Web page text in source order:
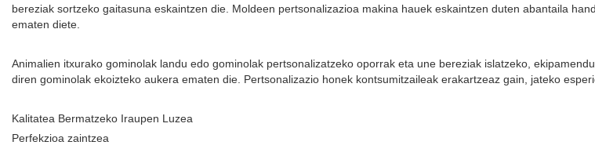
bereziak sortzeko gaitasuna eskaintzen die. Moldeen pertsonalizazioa makina hauek eskaintzen duten abantaila
ematen diete.
Animalien itxurako gominolak landu edo gominolak pertsonalizatzeko oporrak eta une bereziak islatzeko,
diren gominolak ekoizteko aukera ematen die. Pertsonalizazio honek kontsumitzaileak erakartzeaz gain, jateko
Kalitatea Bermatzeko Iraupen Luzea
Perfekzioa zaintzea